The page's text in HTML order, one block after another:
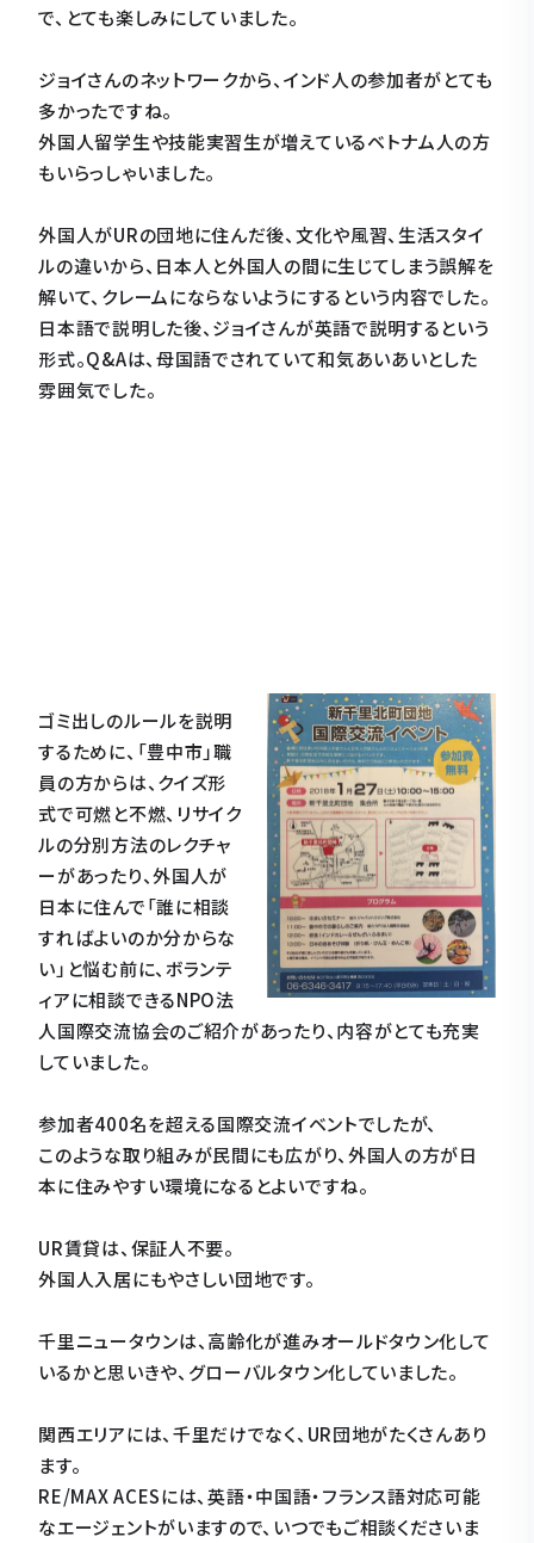
で、とても楽しみにしていました。
ジョイさんのネットワークから、インド人の参加者がとても
多かったですね。
外国人留学生や技能実習生が増えているベトナム人の方
もいらっしゃいました。
外国人がURの団地に住んだ後、文化や風習、生活スタイ
ルの違いから、日本人と外国人の間に生じてしまう誤解を
解いて、クレームにならないようにするという内容でした。
日本語で説明した後、ジョイさんが英語で説明するという
形式。Q&Aは、母国語でされていて和気あいあいとした
雰囲気でした。
ゴミ出しのルールを説明
するために、「豊中市」職
員の方からは、クイズ形
式で可燃と不燃、リサイク
ルの分別方法のレクチャ
ーがあったり、外国人が
日本に住んで「誰に相談
すればよいのか分からな
い」と悩む前に、ボランテ
ィアに相談できるNPO法
人国際交流協会のご紹介があったり、内容がとても充実
していました。
参加者400名を超える国際交流イベントでしたが、
このような取り組みが民間にも広がり、外国人の方が日
本に住みやすい環境になるとよいですね。
UR賃貸は、保証人不要。
外国人入居にもやさしい団地です。
千里ニュータウンは、高齢化が進みオールドタウン化して
いるかと思いきや、グローバルタウン化していました。
関西エリアには、千里だけでなく、UR団地がたくさんあり
ます。
RE/MAX ACESには、英語・中国語・フランス語対応可能
なエージェントがいますので、いつでもご相談くださいま